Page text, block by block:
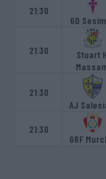
21:30
GD
21:30
Stuart
21:30
AJ
21:30
GRF